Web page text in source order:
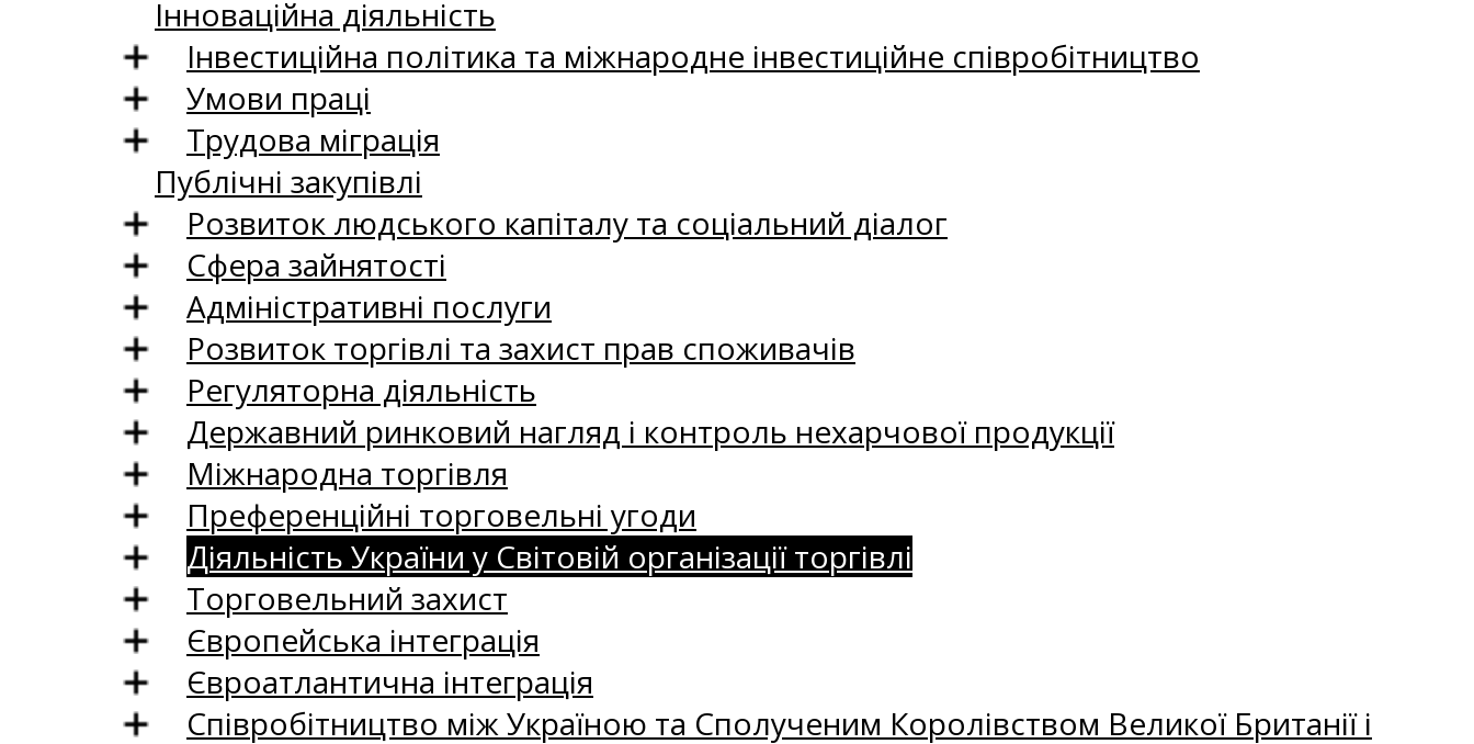
Інноваційна діяльність
Інвестиційна політика та міжнародне інвестиційне співробітництво
Умови праці
Трудова міграція
Публічні закупівлі
Розвиток людського капіталу та соціальний діалог
Сфера зайнятості
Адміністративні послуги
Розвиток торгівлі та захист прав споживачів
Регуляторна діяльність
Державний ринковий нагляд і контроль нехарчової продукції
Міжнародна торгівля
Преференційні торговельні угоди
Діяльність України у Світовій організації торгівлі
Торговельний захист
Європейська інтеграція
Євроатлантична інтеграція
Співробітництво між Україною та Сполученим Королівством Великої Британії і